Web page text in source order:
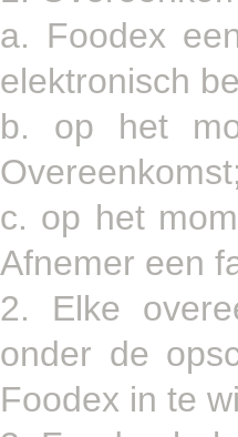
a. Foodex
elektronisch
b. op het
Overeenkomst;
c. op het
Afnemer een
2. Elke
onder de
Foodex in te